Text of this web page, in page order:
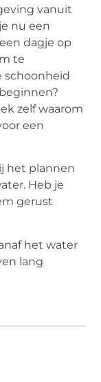
vanuit
nu een
dagje op
te
schoonheid
zelf waarom
een
het plannen
Heb je
gerust
het water
lang